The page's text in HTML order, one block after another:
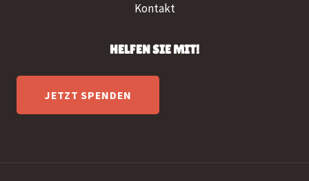
Kontakt
HELFEN SIE MIT!
JETZT SPENDEN